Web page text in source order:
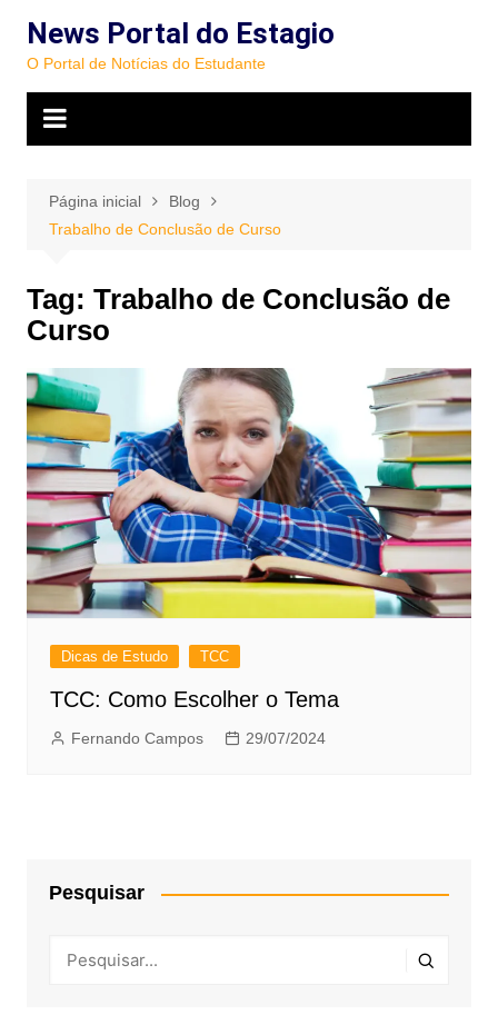
para
conteúdo
News Portal do Estagio
O Portal de Notícias do Estudante
Página inicial
Blog
Trabalho de Conclusão de Curso
Tag: Trabalho de Conclusão de
Curso
Dicas de Estudo TCC
TCC: Como Escolher o Tema
Fernando Campos 29/07/2024
Pesquisar